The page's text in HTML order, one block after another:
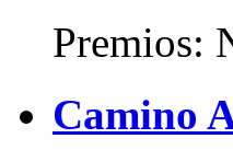
Premios:
Camino